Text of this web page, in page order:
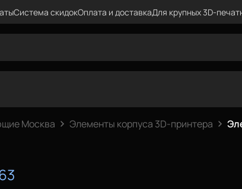
Система скидокОплата и доставкаДля крупных 3D-
Москва Элементы корпуса 3D-принтера